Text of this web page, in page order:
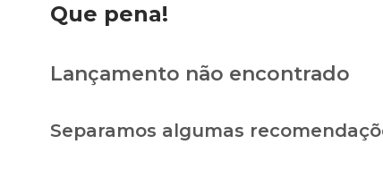
Que pena!
Lançamento não encontrado
Separamos algumas